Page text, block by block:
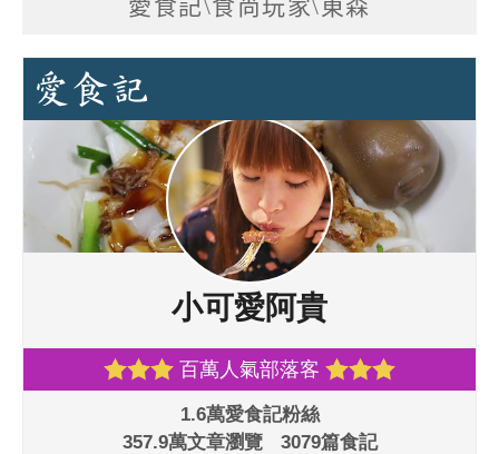
愛食記\食尚玩家\東森